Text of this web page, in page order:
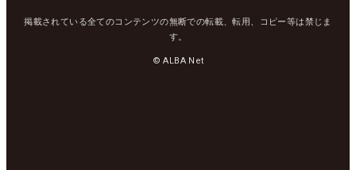
掲載されている全てのコンテンツの無断での転載、転用、コピー等は禁じま
す。
© ALBA Net